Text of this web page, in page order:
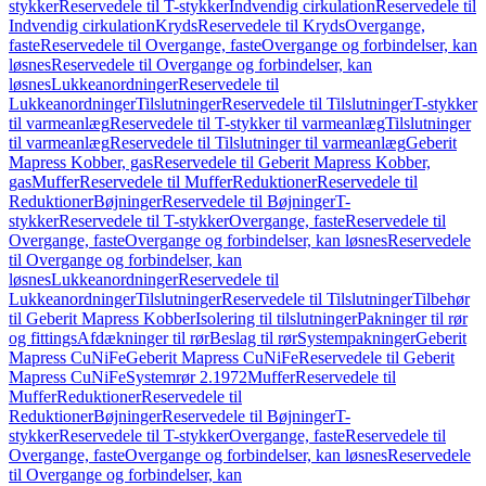
stykkerReservedele til T-stykkerIndvendig cirkulationReservedele til
Indvendig cirkulationKrydsReservedele til KrydsOvergange,
fasteReservedele til Overgange, fasteOvergange og forbindelser, kan
løsnesReservedele til Overgange og forbindelser, kan
løsnesLukkeanordningerReservedele til
LukkeanordningerTilslutningerReservedele til TilslutningerT-stykker
til varmeanlægReservedele til T-stykker til varmeanlægTilslutninger
til varmeanlægReservedele til Tilslutninger til varmeanlægGeberit
Mapress Kobber, gasReservedele til Geberit Mapress Kobber,
gasMufferReservedele til MufferReduktionerReservedele til
ReduktionerBøjningerReservedele til BøjningerT-
stykkerReservedele til T-stykkerOvergange, fasteReservedele til
Overgange, fasteOvergange og forbindelser, kan løsnesReservedele
til Overgange og forbindelser, kan
løsnesLukkeanordningerReservedele til
LukkeanordningerTilslutningerReservedele til TilslutningerTilbehør
til Geberit Mapress KobberIsolering til tilslutningerPakninger til rør
og fittingsAfdækninger til rørBeslag til rørSystempakningerGeberit
Mapress CuNiFeGeberit Mapress CuNiFeReservedele til Geberit
Mapress CuNiFeSystemrør 2.1972MufferReservedele til
MufferReduktionerReservedele til
ReduktionerBøjningerReservedele til BøjningerT-
stykkerReservedele til T-stykkerOvergange, fasteReservedele til
Overgange, fasteOvergange og forbindelser, kan løsnesReservedele
til Overgange og forbindelser, kan